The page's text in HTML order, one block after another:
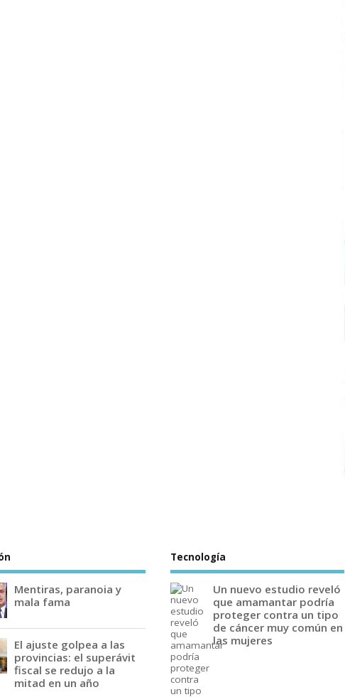
Mentiras, paranoia y
mala fama
El ajuste golpea a las
provincias: el superávit
fiscal se redujo a la
mitad en un año
Tecnología
Un nuevo estudio reveló
que amamantar podría
proteger contra un tipo
de cáncer muy común en
las mujeres